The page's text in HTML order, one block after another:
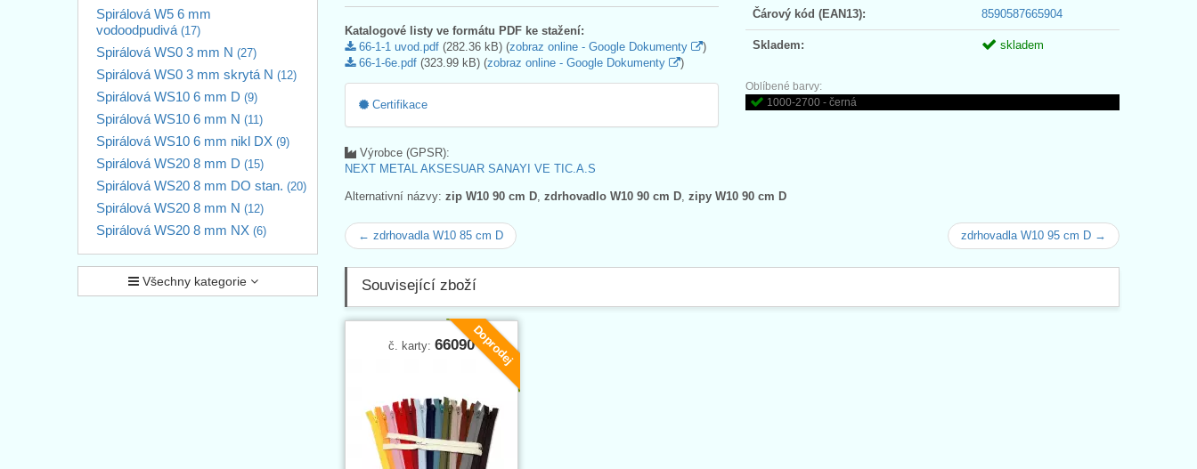
Spirálová W5 6 mm
vodoodpudivá (17)
Spirálová WS0 3 mm N (27)
Spirálová WS0 3 mm skrytá N (12)
Spirálová WS10 6 mm D (9)
Spirálová WS10 6 mm N (11)
Spirálová WS10 6 mm nikl DX (9)
Spirálová WS20 8 mm D (15)
Spirálová WS20 8 mm DO stan. (20)
Spirálová WS20 8 mm N (12)
Spirálová WS20 8 mm NX (6)
Všechny kategorie
Čárový kód (EAN13): 8590587665904
Skladem: skladem
Oblíbené barvy:
1000-2700 - černá
Katalogové listy ve formátu PDF ke stažení:
66-1-1 uvod.pdf (282.36 kB) (zobraz online - Google Dokumenty
)
66-1-6e.pdf (323.99 kB) (zobraz online - Google Dokumenty )
Certifikace
Výrobce (GPSR):
NEXT METAL AKSESUAR SANAYI VE TIC.A.S
Alternativní názvy: zip W10 90 cm D zdrhovadlo W10 90 cm D zipy W10 90 cm D
← zdrhovadla W10 85 cm D zdrhovadla W10 95 cm D →
Související zboží
Doprodej
č. karty: 66090